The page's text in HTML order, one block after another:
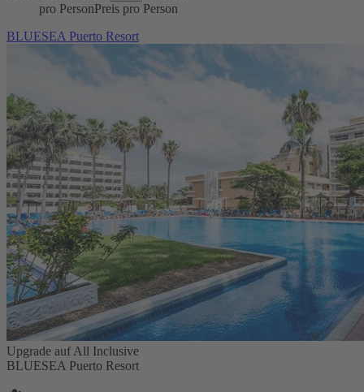
pro PersonPreis pro Person
BLUESEA Puerto Resort
Upgrade auf All Inclusive
BLUESEA Puerto Resort